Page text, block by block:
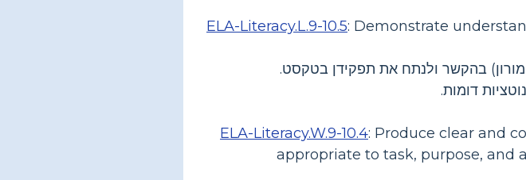
ELA-Literacy.L.9-10.5: Demonstrate
בהקשר ולנתח את תפקידן בטקסט.
דומות.
ELA-Literacy.W.9-10.4: Produce clear and
appropriate to task, purpose, and